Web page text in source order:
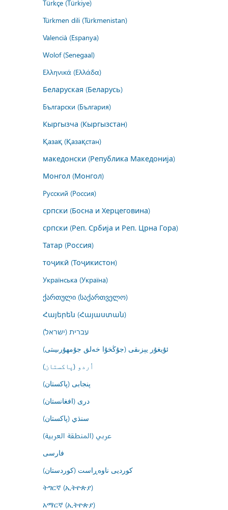
Türkçe (Türkiye)
Türkmen dili (Türkmenistan)
Valencià (Espanya)
Wolof (Senegaal)
Ελληνικά (Ελλάδα)
Беларуская (Беларусь)
Български (България)
Кыргызча (Кыргызстан)
Қазақ (Қазақстан)
македонски (Република Македонија)
Монгол (Монгол)
Русский (Россия)
српски (Босна и Херцеговина)
српски (Реп. Србија и Реп. Црна Гора)
Татар (Россия)
тоҷикӣ (Тоҷикистон)
Українська (Україна)
ქართული (საქართველო)
Հայերեն (Հայաստան)
עברית (ישראל)
ئۇيغۇر يېزىقى (جۇڭخۇا خەلق جۇمھۇرىيىتى)
اُردو (پاکستان)
پنجابی (پاکستان)
درى (افغانستان)
سنڌي (پاکستان)
عربي (المنطقة العربية)
فارسى
کوردیی ناوەڕاست (کوردستان)
ትግርኛ (ኢትዮጵያ)
አማርኛ (ኢትዮጵያ)